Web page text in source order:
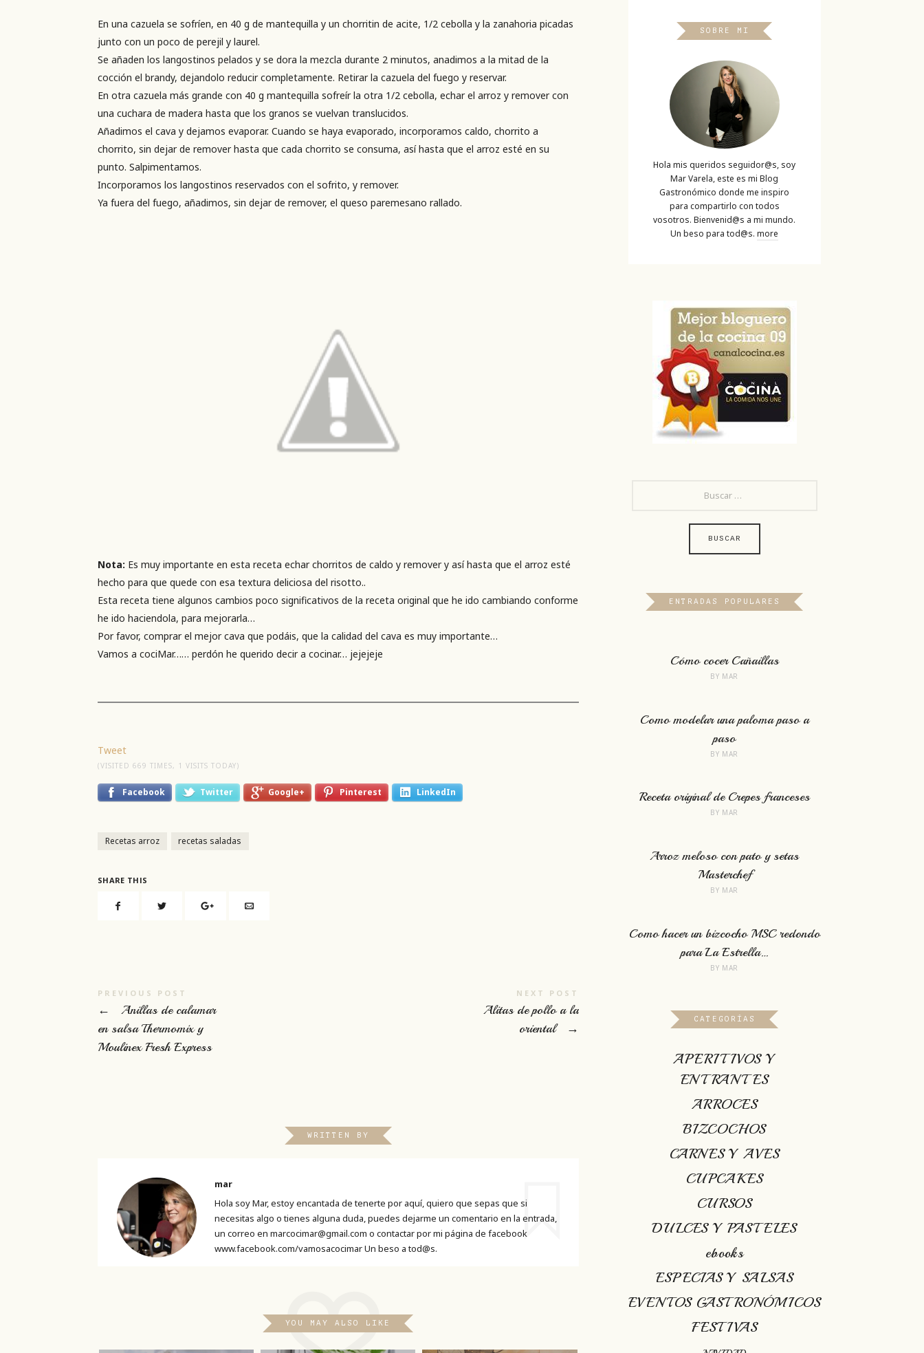
En una cazuela se sofríen, en 40 g de mantequilla y un chorritin de acite, 1/2 cebolla y la zanahoria picadas
junto con un poco de perejil y laurel.
Se añaden los langostinos pelados y se dora la mezcla durante 2 minutos, anadimos a la mitad de la
cocción el brandy, dejandolo reducir completamente. Retirar la cazuela del fuego y reservar.
En otra cazuela más grande con 40 g mantequilla sofreír la otra 1/2 cebolla, echar el arroz y remover con
una cuchara de madera hasta que los granos se vuelvan translucidos.
Añadimos el cava y dejamos evaporar. Cuando se haya evaporado, incorporamos caldo, chorrito a
chorrito, sin dejar de remover hasta que cada chorrito se consuma, así hasta que el arroz esté en su
punto. Salpimentamos.
Incorporamos los langostinos reservados con el sofrito, y remover.
Ya fuera del fuego, añadimos, sin dejar de remover, el queso paremesano rallado.
Nota: Es muy importante en esta receta echar chorritos de caldo y remover y así hasta que el arroz esté
hecho para que quede con esa textura deliciosa del risotto..
Esta receta tiene algunos cambios poco significativos de la receta original que he ido cambiando conforme
he ido haciendola, para mejorarla…
Por favor, comprar el mejor cava que podáis, que la calidad del cava es muy importante…
Vamos a cociMar…… perdón he querido decir a cocinar… jejejeje
Tweet
(VISITED 669 TIMES, 1 VISITS TODAY)
Facebook Twitter Google+ Pinterest LinkedIn
Recetas arroz recetas saladas
SHARE THIS
PREVIOUS POST
←
Anillas de calamar
en salsa Thermomix y
Moulinex Fresh Express
NEXT POST
Alitas de pollo a la
oriental
→
WRITTEN BY
mar
Hola soy Mar, estoy encantada de tenerte por aquí, quiero que sepas que si
necesitas algo o tienes alguna duda, puedes dejarme un comentario en la entrada,
un correo en marcocimar@gmail.com o contactar por mi página de facebook
www.facebook.com/vamosacocimar Un beso a tod@s.
YOU MAY ALSO LIKE
SOBRE MI
Hola mis queridos seguidor@s, soy
Mar Varela, este es mi Blog
Gastronómico donde me inspiro
para compartirlo con todos
vosotros. Bienvenid@s a mi mundo.
Un beso para tod@s.more
ENTRADAS POPULARES
Cómo cocer Cañaillas
BY MAR
Como modelar una paloma paso a
paso
BY MAR
Receta original de Crepes franceses
BY MAR
Arroz meloso con pato y setas
Masterchef
BY MAR
Como hacer un bizcocho MSC redondo
para La Estrella…
BY MAR
CATEGORÍAS
APERITIVOS Y
ENTRANTES
ARROCES
BIZCOCHOS
CARNES Y AVES
CUPCAKES
CURSOS
DULCES Y PASTELES
ebooks
ESPECIAS Y SALSAS
EVENTOS GASTRONÓMICOS
FESTIVAS